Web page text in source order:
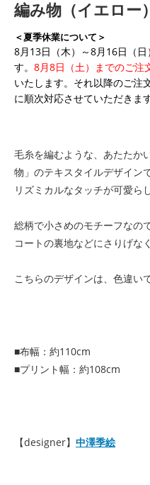
編み物（イエロー）
＜夏季休業について＞
8月13日（木）～8月16日（
す。 8月8日（土）までのご注
いたします。それ以降のご注
に順次対応させていただきま
毛糸を編むような、あたたか
物」のテキスタイルデザインで
リズミカルなタッチが可愛ら
総柄で小さめのモチーフなの
コートの裏地などにさりげな
こちらのデザインは、色違い
■布幅：約110cm
■プリント幅：約108cm
【designer】 中澤季絵